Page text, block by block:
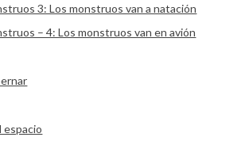
3: Los monstruos van a natación
– 4: Los monstruos van en avión
espacio